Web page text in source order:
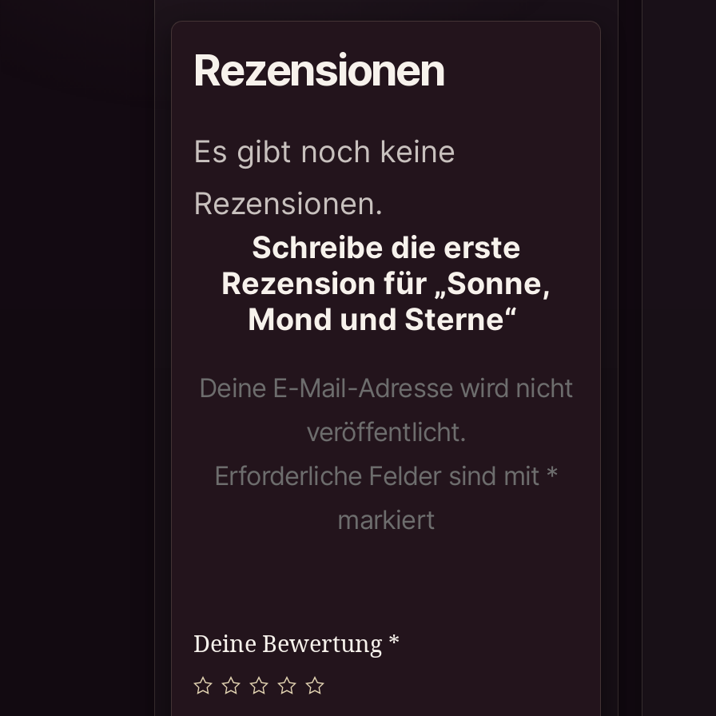
Rezensionen
Es gibt noch keine
Rezensionen.
Schreibe die erste
Rezension für „Sonne,
Mond und Sterne“
Deine E-Mail-Adresse wird nicht
veröffentlicht.
Erforderliche Felder sind mit *
markiert
Deine Bewertung *